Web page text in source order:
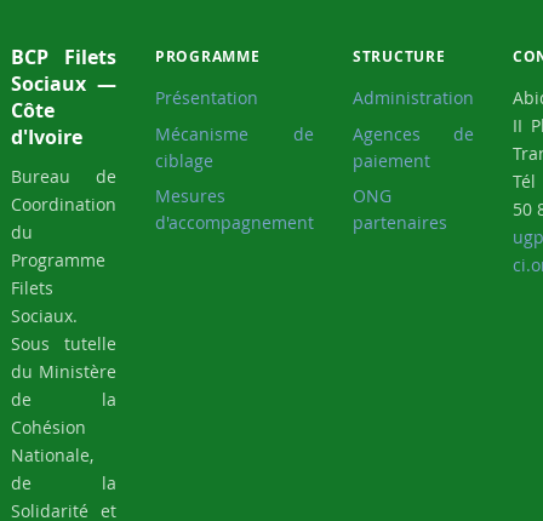
BCP Filets
Sociaux —
Côte
d'Ivoire
Bureau de
Coordination
du
Programme
Filets
Sociaux.
Sous tutelle
du Ministère
de la
Cohésion
Nationale,
de la
Solidarité et
PROGRAMME
Présentation
Mécanisme de
ciblage
Mesures
d'accompagnement
STRUCTURE
Administration
Agences de
paiement
ONG
partenaires
II
50